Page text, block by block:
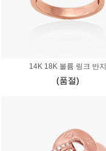
14K 18K 볼륨 링크 반지
(품절)